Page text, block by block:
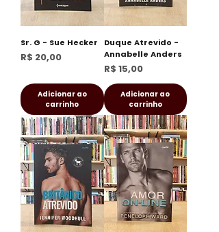
Sr. G - Sue Hecker
Preço
R$ 20,00
Adicionar ao
carrinho
Duque Atrevido -
Annabelle Anders
Preço
R$ 15,00
Adicionar ao
carrinho